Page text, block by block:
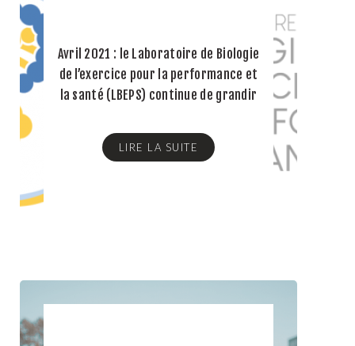
Avril 2021 : le Laboratoire de Biologie
de l’exercice pour la performance et
la santé (LBEPS) continue de grandir
LIRE LA SUITE